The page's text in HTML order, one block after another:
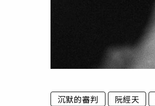
沉默的審判 阮經天